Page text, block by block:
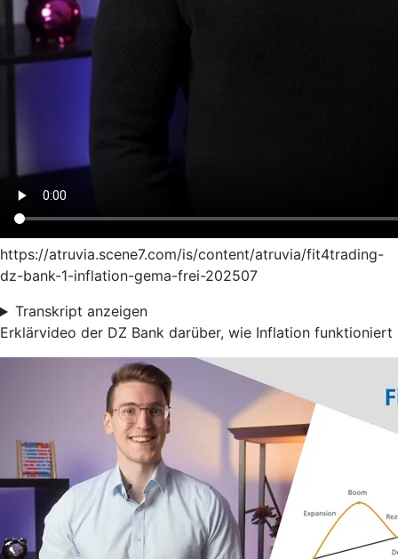
https://atruvia.scene7.com/is/content/atruvia/fit4trading-
dz-bank-1-inflation-gema-frei-202507
Transkript anzeigen
Erklärvideo der DZ Bank darüber, wie Inflation funktioniert